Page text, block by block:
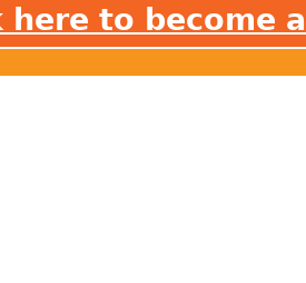
here to become